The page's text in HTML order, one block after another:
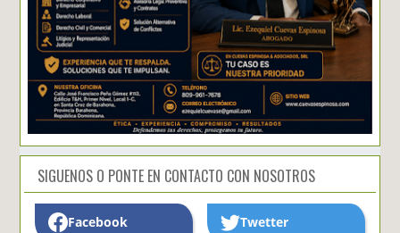
SIGUENOS O PONTE EN CONTACTO CON NOSOTROS
Facebook Twetter